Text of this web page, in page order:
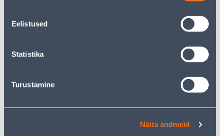
Eelistused
Statistika
Turustamine
Näita andmeid
RAAM 4-NE MUST KLAAS
EPSILON
7 .00 €
RAAM 5-NE MUST KLAAS